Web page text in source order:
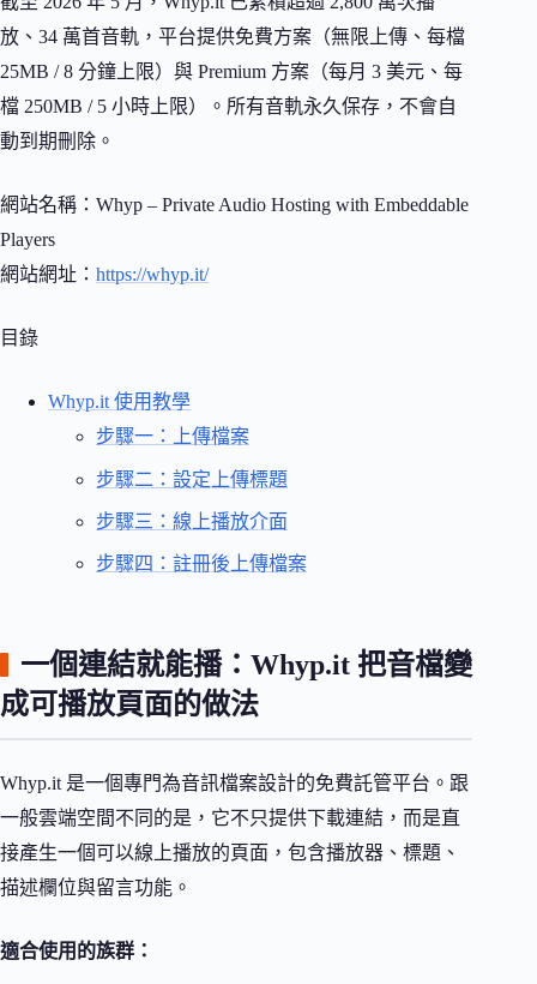
放、34 萬首音軌，平台提供免費方案（無限上傳、每檔
25MB / 8 分鐘上限）與 Premium 方案（每月 3 美元、每
檔 250MB / 5 小時上限）。所有音軌永久保存，不會自
動到期刪除。
網站名稱：Whyp – Private Audio Hosting with Embeddable
Players
網站網址： https://whyp.it/
目錄
Whyp.it 使用教學
步驟一：上傳檔案
步驟二：設定上傳標題
步驟三：線上播放介面
步驟四：註冊後上傳檔案
一個連結就能播：Whyp.it 把音檔變
成可播放頁面的做法
Whyp.it 是一個專門為音訊檔案設計的免費託管平台。跟
一般雲端空間不同的是，它不只提供下載連結，而是直
接產生一個可以線上播放的頁面，包含播放器、標題、
描述欄位與留言功能。
適合使用的族群：